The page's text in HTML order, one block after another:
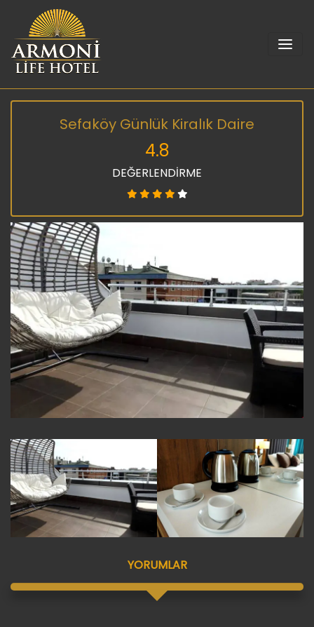
Sefaköy Günlük Kiralık Daire
4.8
DEĞERLENDİRME
YORUMLAR